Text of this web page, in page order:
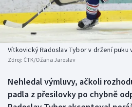
Basketbal
Biatlon
Boby a skeleton
Box
Curling
Historické návraty
Aplikace ČT sport
AZ kvíz
Vítkovický Radoslav Tybor v držení puku
Zdroj: ČTK/Ožana Jaroslav
Nehledal výmluvy, ačkoli
padla z přesilovky po chybně